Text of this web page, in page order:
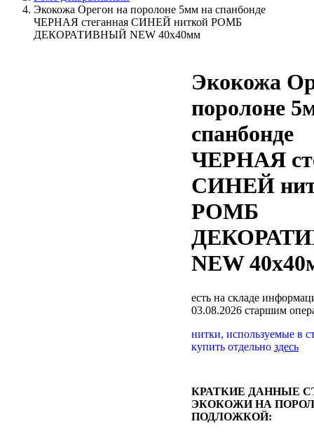
Экокожа Орегон на поролоне 5мм на спанбонде
ЧЕРНАЯ стеганная СИНЕЙ ниткой РОМБ
ДЕКОРАТИВНЫЙ NEW 40х40мм
Экокожа
поролоне
спанбонде
ЧЕРНАЯ
СИНЕЙ
РОМБ
NEW
есть на складе
03.08.2026 старшим
нитки, используемые в
купить отдельно здесь
КРАТКИЕ ДАННЫЕ
ЭКОКОЖИ НА
ПОДЛОЖКОЙ: